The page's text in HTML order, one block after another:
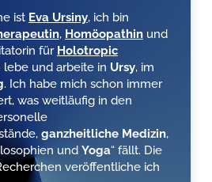
ist Eva Ursiny, ich bin
, Homöopathinund
für Holotropic
lebe und arbeite in Ursy, im
. Ich habe mich schon immer
was weitläufig in den
ganzheitliche Medizin,
und Yoga“ fällt. Die
veröffentliche ich